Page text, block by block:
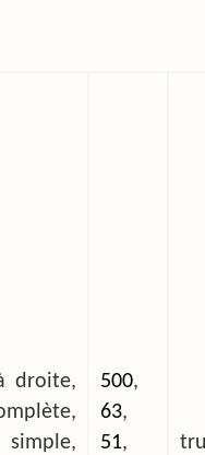
droite,
500,
63,
51,